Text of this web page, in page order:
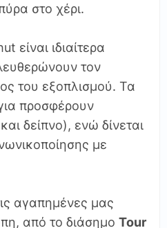
στο χέρι.
είναι ιδιαίτερα
τον
του εξοπλισμού. Τα
προσφέρουν
δείπνο), ενώ δίνεται
με
αγαπημένες μας
από το διάσημο Tour